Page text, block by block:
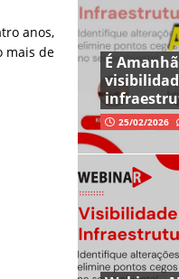
anos,
mais de
É
25/02/2026